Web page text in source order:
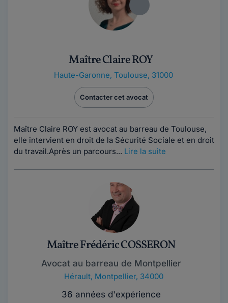
Maître Claire ROY
Haute-Garonne, Toulouse, 31000
Contacter cet avocat
Maître Claire ROY est avocat au barreau de Toulouse,
elle intervient en droit de la Sécurité Sociale et en droit
du travail.Après un parcours... Lire la suite
Maître Frédéric COSSERON
Avocat au barreau de Montpellier
Hérault, Montpellier, 34000
36 années d'expérience